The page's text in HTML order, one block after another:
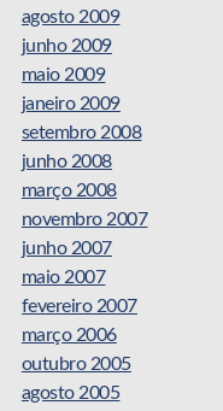
agosto 2009
junho 2009
maio 2009
janeiro 2009
setembro 2008
junho 2008
março 2008
novembro 2007
junho 2007
maio 2007
fevereiro 2007
março 2006
outubro 2005
agosto 2005